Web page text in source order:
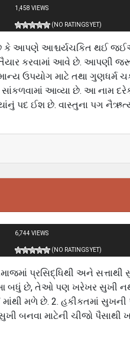
1,458 VIEWS
(NO RATINGS YET)
કે આપણે આશ્ચર્યચકિત થઈ
તૈયાર કરવામાં આવે છે. આપણી
ઉપયોગ માટે તથા ગુણધર્મ
આવ્‍યા છે. આ નામ
પદ ઈશ છે. વાસ્‍તુના પગ
6,744 VIEWS
(NO RATINGS YET)
પ્રસિદ્ધિથી અને
છે, તેઓ પણ ખરેખર સુખી
મળે છે. 2. હકીકતમાં સુખની
માટેની ચીજો પૈસાથી